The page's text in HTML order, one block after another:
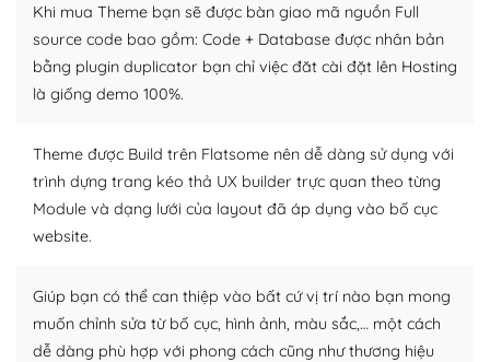
kiếm những cộng đồng WordPress, họ sẽ giúp bạn trả
lời, giải đáp vấn đề của bạn.
Cộng đồng sử dụng WordPress sẵn sàng hỗ trợ bạn
Plugin mở rộng là thành phần cài đặt thêm vào
WordPress để tăng thêm các tính năng cần thiết. Có
nhiều plugin trả phí hoặc miễn phí.
plugin của WordPress rất phong phú. Bạn có thể thỏa
thích chọn lựa plugin và themes phù hợp cho mục đích
lập website của mình.
Khi mua Theme bạn sẽ được bàn giao mã nguồn Full
source code bao gồm: Code + Database được nhân bản
bằng plugin duplicator bạn chỉ việc đăt cài đặt lên Hosting
là giống demo 100%.
Theme được Build trên Flatsome nên dễ dàng sử dụng với
trình dựng trang kéo thả UX builder trực quan theo từng
Module và dạng lưới của layout đã áp dụng vào bố cục
website.
Giúp bạn có thể can thiệp vào bất cứ vị trí nào bạn mong
muốn chỉnh sửa từ bố cục, hình ảnh, màu sắc,… một cách
dễ dàng phù hợp với phong cách cũng như thương hiệu